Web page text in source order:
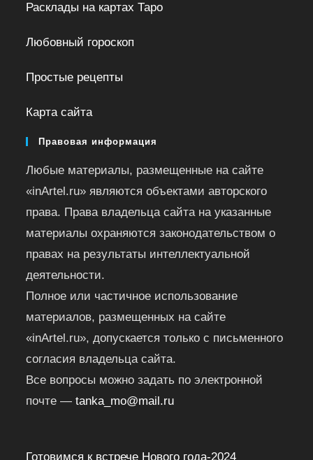
Расклады на картах Таро
Любовный гороскоп
Простые рецепты
Карта сайта
Правовая информация
Любые материалы, размещенные на сайте
«inArtel.ru» являются объектами авторского
права. Права владельца сайта на указанные
материалы охраняются законодательством о
правах на результаты интеллектуальной
деятельности.
Полное или частичное использование
материалов, размещенных на сайте
«inArtel.ru», допускается только с письменного
согласия владельца сайта.
Все вопросы можно задать по электронной
почте —tanka_mo@mail.ru
Готовимся к встрече Нового года-2024